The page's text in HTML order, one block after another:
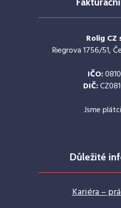
Rolig CZ
Riegrova 1756/51,
IČO:
DIČ:
Jsme
Důležité
Kariéra –